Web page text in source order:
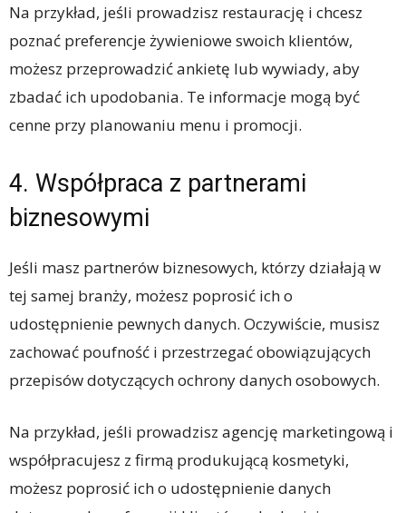
Na przykład, jeśli prowadzisz restaurację i chcesz
poznać preferencje żywieniowe swoich klientów,
możesz przeprowadzić ankietę lub wywiady, aby
zbadać ich upodobania. Te informacje mogą być
cenne przy planowaniu menu i promocji.
4. Współpraca z partnerami
biznesowymi
Jeśli masz partnerów biznesowych, którzy działają w
tej samej branży, możesz poprosić ich o
udostępnienie pewnych danych. Oczywiście, musisz
zachować poufność i przestrzegać obowiązujących
przepisów dotyczących ochrony danych osobowych.
Na przykład, jeśli prowadzisz agencję marketingową i
współpracujesz z firmą produkującą kosmetyki,
możesz poprosić ich o udostępnienie danych